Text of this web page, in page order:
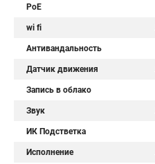
PoE
wi fi
Антивандальность
Датчик движения
Запись в облако
Звук
ИК Подстветка
Исполнение